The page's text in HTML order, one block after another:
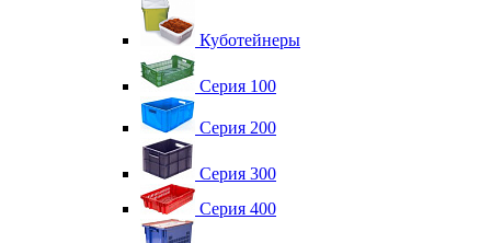
Куботейнеры
Серия 100
Серия 200
Серия 300
Серия 400